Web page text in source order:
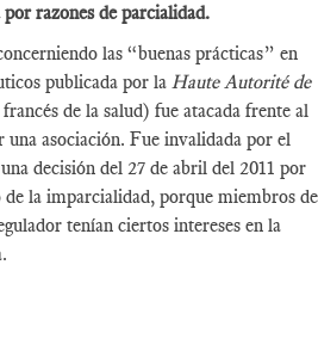
razones de parcialidad.
las “buenas prácticas” en
publicada por la Haute Autorité de
de la salud) fue atacada frente al
una asociación. Fue invalidada por el
decisión del 27 de abril del 2011 por
la imparcialidad, porque miembros
tenían ciertos intereses en la